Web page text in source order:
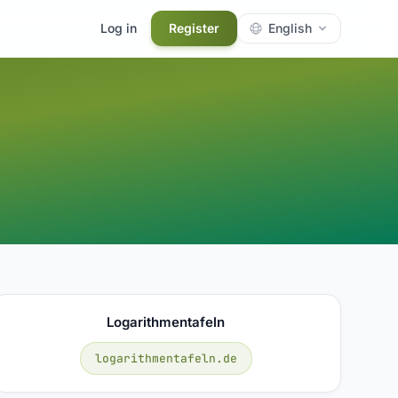
Log in Register English
Logarithmentafeln
logarithmentafeln.de